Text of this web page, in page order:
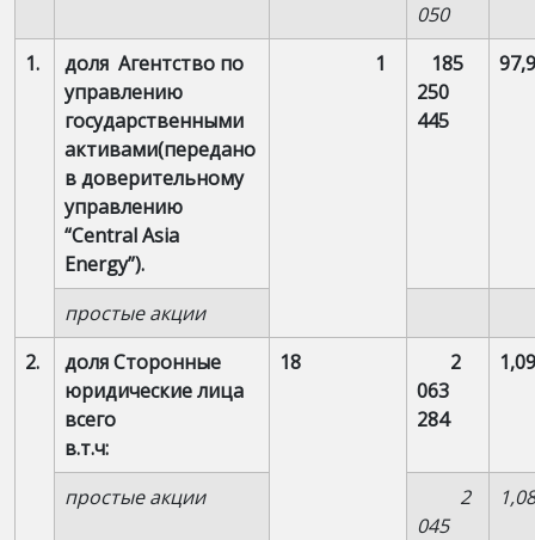
050
1.
доля Агентство по
управлению
государственными
активами(передано
в доверительному
управлению
“Central Asia
Energy”).
1
185
250
445
простые акции
2.
доля Сторонные
юридические лица
всего
в.т.ч:
18
2
063
284
1,09
простые акции
2
045
1,08